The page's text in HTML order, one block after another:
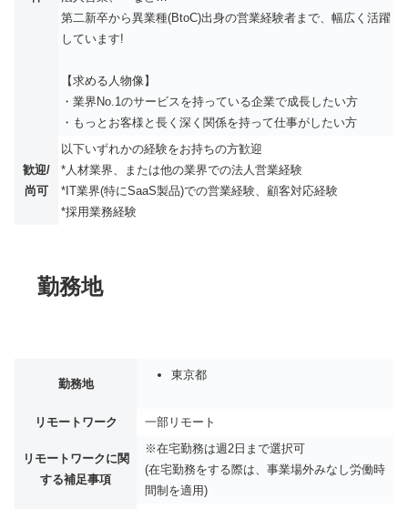
第二新卒から異業種(BtoC)出身の営業経験者まで、幅広く活躍
しています!
【求める人物像】
・業界No.1のサービスを持っている企業で成長したい方
・もっとお客様と長く深く関係を持って仕事がしたい方
歓迎/
尚可
以下いずれかの経験をお持ちの方歓迎
*人材業界、または他の業界での法人営業経験
*IT業界(特にSaaS製品)での営業経験、顧客対応経験
*採用業務経験
勤務地
勤務地
東京都
リモートワーク 一部リモート
リモートワークに関
する補足事項
※在宅勤務は週2日まで選択可
(在宅勤務をする際は、事業場外みなし労働時
間制を適用)